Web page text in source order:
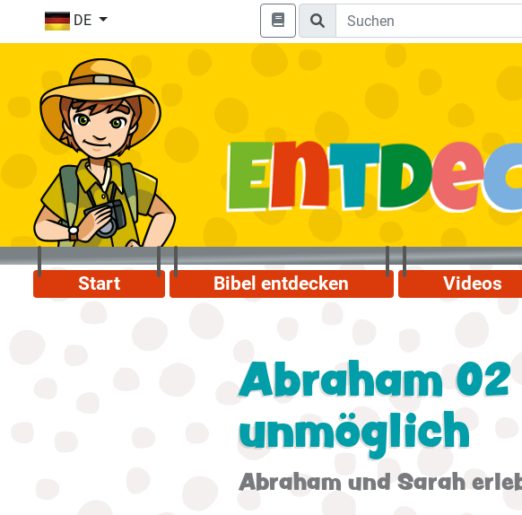
DE
Start Bibel entdecken Videos
Abraham
unmöglich
Abraham und Sarah